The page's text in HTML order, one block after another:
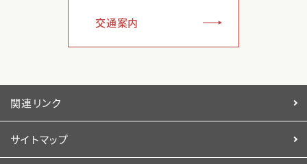
交通案内
関連リンク
サイトマップ